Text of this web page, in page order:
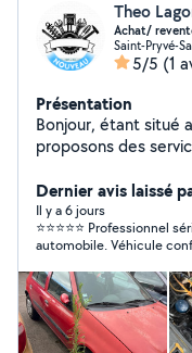
Theo
Achat/
Saint-Pryvé-
5/5 (1
Présentation
Bonjour, étant situé
proposons des
N'hésitez pas a me
Bien cordialement
Dernier avis laissé
Il y a 6 jours
⭐⭐⭐⭐⭐ Professionnel sérieux en mécanique et vente
automobile. Véhicule